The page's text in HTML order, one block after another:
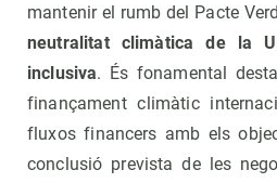
mantenir el rumb del Pacte
neutralitat climàtica de la
inclusiva. És fonamental
finançament climàtic
fluxos financers amb els
conclusió prevista de les